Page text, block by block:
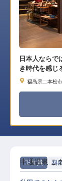
日本人ならで
き時代を感じ
福島県二本松
正社員 料
中通温泉 こ